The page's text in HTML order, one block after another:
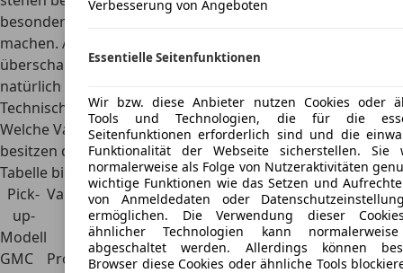
besonders entspannt und sicher gleichermaßen zu
machen. Allerdings steigen die ursprünglich
überschaubaren Anschaffungskosten in einem solchen Fall
natürlich deutlich.
Technische Daten
WelcheVarianten, Motorisierungen und Abmessungen
besitzen die verschiedenen GMC Pick-ups? Die folgende
Tabelle bietet eine Übersicht der aktuellen Modelle:
Pick-
up-
Modell
VariantenFahrzeugtypMotorisierungAbmessungen
(Länge, Breite,
Höhe)
GMC
Pro,
Pick-up Diesel, Benzin 5891 mm L x
-
Verbesserung von Angeboten
Essentielle Seitenfunktionen
Wir bzw. diese Anbieter nutzen Cookies oder
Tools und Technologien, die für die
Seitenfunktionen erforderlich sind und die
Funktionalität der Webseite sicherstellen. Sie
normalerweise als Folge von Nutzeraktivitäten
wichtige Funktionen wie das Setzen und
von Anmeldedaten oder
ermöglichen. Die Verwendung dieser
ähnlicher Technologien kann
abgeschaltet werden. Allerdings können
Browser diese Cookies oder ähnliche Tools